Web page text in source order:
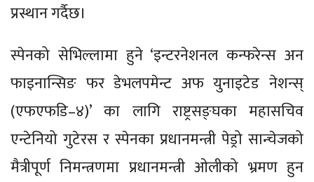
प्रस्थान गर्दैछ।
स्पेनको सेभिल्लामा हुने ‘इन्टरनेशनल कन्फरेन्स अन
फाइनान्सिङ फर डेभलपमेन्ट अफ युनाइटेड नेशन्स्
(एफएफडि–४)’ का लागि राष्ट्रसङ्घका महासचिव
एन्टेनियो गुटेरस र स्पेनका प्रधानमन्त्री पेड्रो सान्चेजको
मैत्रीपूर्ण निमन्त्रणमा प्रधानमन्त्री ओलीको भ्रमण हुन